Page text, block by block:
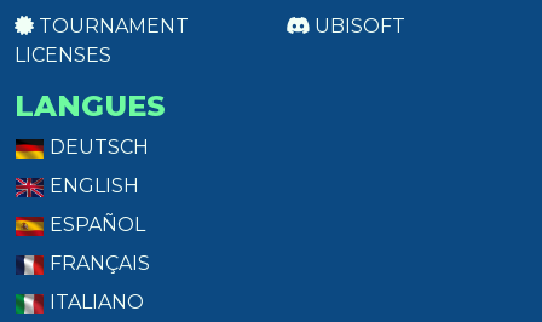
TOURNAMENT
LICENSES
UBISOFT
LANGUES
DEUTSCH
ENGLISH
ESPAÑOL
FRANÇAIS
ITALIANO